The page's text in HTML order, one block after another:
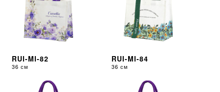
RUI-MI-82
36 см
RUI-MI-84
36 см